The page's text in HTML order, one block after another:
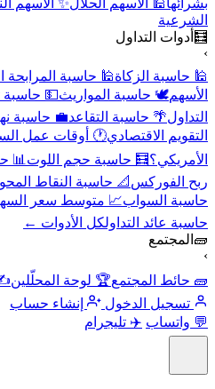
بشرائها🕌 الأسهم الحلال ✨ الأسهم
الشرعية
🧮أدوات التداول
🕌 حاسبة الزكاة🕌 حاسبة المرابحة
الأسهم🕊️ حاسبة المواريث💵 حاسبة
التداول 🌴 حاسبة التقاعد💼 حاسبة
التقويم الاقتصادي🕐 أوقات عمل
الأمريكي؟🧮 حاسبة حجم اللوت📊
ربح الفوركس 📐 حاسبة النقاط
حاسبة السواب📈 متوسط سعر
حاسبة عائد التداولكل الأدوات ←
🧱المجتمع
🧱 حائط المجتمع🏆 لوحة المحلّلين✍️
تسجيل الدخول
إنشاء حساب
💬 واتساب ✈️ تليجرام